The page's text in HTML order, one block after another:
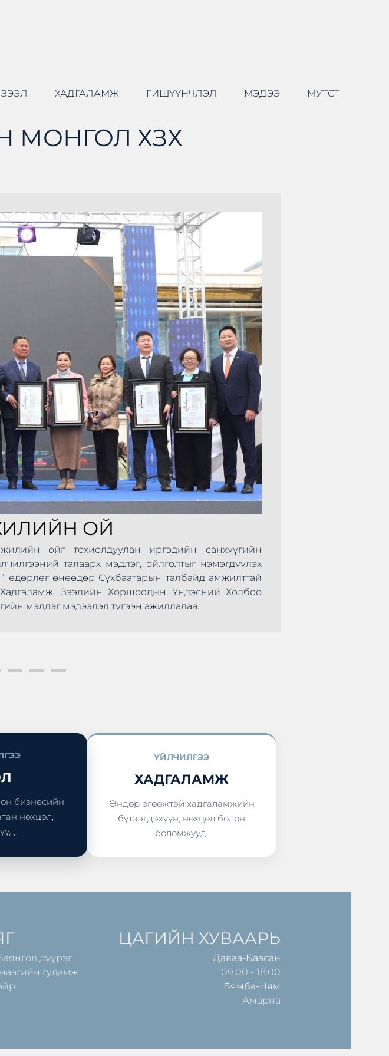
ЗЭЭЛ ХАДГАЛАМЖ ГИШҮҮНЧЛЭЛ МЭДЭЭ МУТСТ
МОНГОЛ ХЗХ
ОЙ
ойг тохиолдуулан иргэдийн санхүүгийн
талаарх мэдлэг, ойлголтыг нэмэгдүүлэх
өдөрлөг өнөөдөр Сүхбаатарын талбайд амжилттай
Зээлийн Хоршоодын Үндэсний Холбоо
мэдлэг мэдээлэл түгээн ажиллалаа.
бизнесийн
нөхцөл,
ҮЙЛЧИЛГЭЭ
ХАДГАЛАМЖ
Өндөр өгөөжтэй хадгаламжийн
бүтээгдэхүүн, нөхцөл болон
боломжууд.
дүүрэг
гудамж
ЦАГИЙН ХУВААРЬ
Даваа-Баасан
09.00 - 18.00
Бямба-Ням
Амарна